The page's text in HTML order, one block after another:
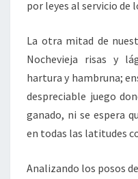
por leyes al servicio de
La otra mitad de
Nochevieja risas y
hartura y hambruna;
despreciable juego
ganado, ni se espera
en todas las latitudes
Analizando los posos